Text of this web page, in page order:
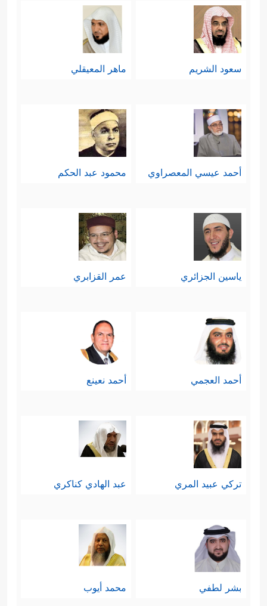
سعود الشريم ماهر المعيقلي
أحمد عيسي المعصراوي محمود عبد الحكم
ياسين الجزائري عمر القزابري
أحمد العجمي أحمد نعينع
تركي عبيد المري عبد الهادي كناكري
بشر لطفي محمد أيوب